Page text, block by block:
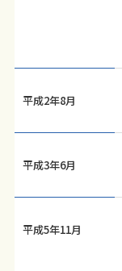
平成2年8月
平成3年6月
平成5年11月